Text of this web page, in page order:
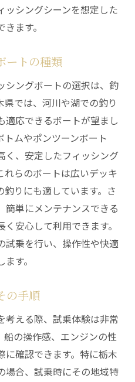
船の特徴
工夫
の基本と頻度
ジンケア
と保護
なアイテムリスト
業と自分でできる作業
フを実現する船選びの
現するためのプラン
グライフのための心構
出作り
の心がけ
のトレンドと新技術
るためのヒント
ッシングシーンを想定した
ます。
ートの種類
シングボートの選択は、釣
では、河川や湖での釣り
適応できるボートが望まし
トムやポンツーンボート
く、安定したフィッシング
れらのボートは広いデッキ
りにも適しています。さ
簡単にメンテナンスできる
安心して利用できます。
試乗を行い、操作性や快適
す。
の手順
考える際、試乗体験は非常
船の操作感、エンジンの性
確認できます。特に栃木
場合、試乗時にその地域特